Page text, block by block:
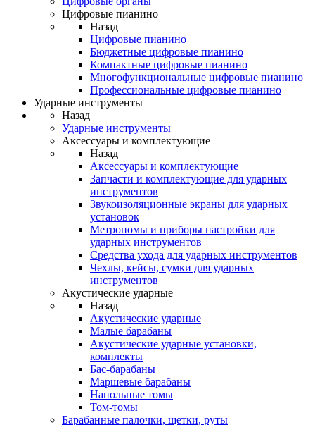
Цифровые пианино
Назад
Цифровые пианино
Бюджетные цифровые пианино
Компактные цифровые пианино
Многофункциональные цифровые пианино
Профессиональные цифровые пианино
Ударные инструменты
Назад
Ударные инструменты
Аксессуары и комплектующие
Назад
Аксессуары и комплектующие
Запчасти и комплектующие для ударных
инструментов
Звукоизоляционные экраны для ударных
установок
Метрономы и приборы настройки для
ударных инструментов
Средства ухода для ударных инструментов
Чехлы, кейсы, сумки для ударных
инструментов
Акустические ударные
Назад
Акустические ударные
Mалые барабаны
Акустические ударные установки,
комплекты
Бас-барабаны
Маршевые барабаны
Напольные томы
Том-томы
Барабанные палочки, щетки, руты